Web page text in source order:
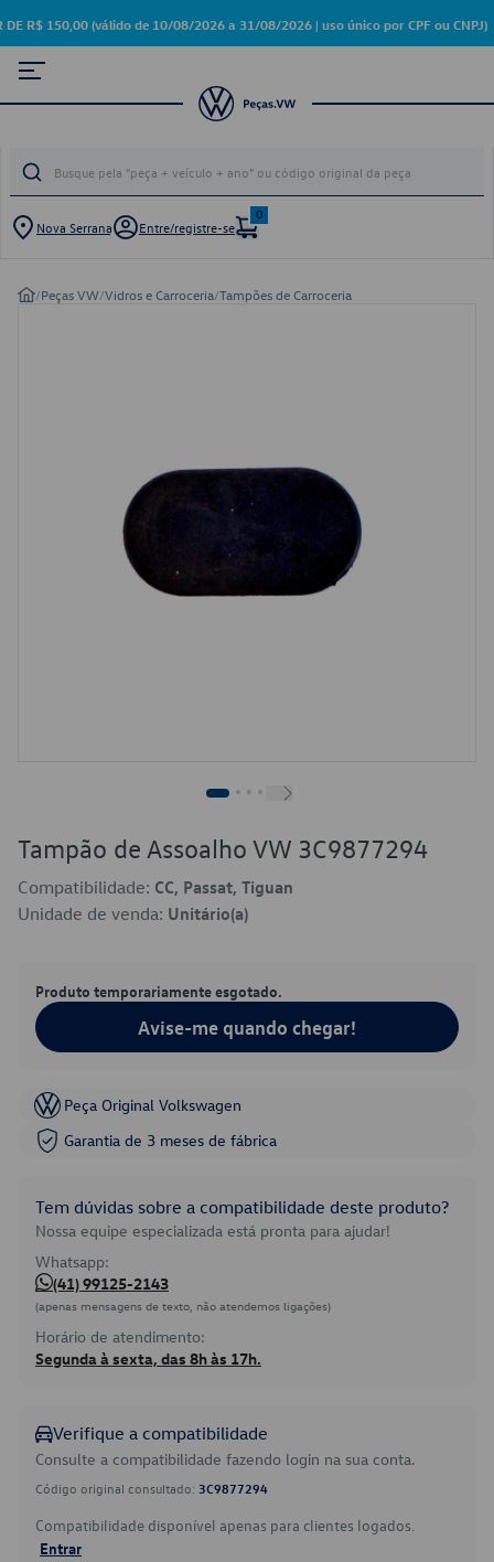
DE R$ 150,00 (válido de 10/08/2026 a 31/08/2026 | uso único por CPF ou CNPJ)
Nova Serrana Entre/registre-se
0
/Peças VW/Vidros e Carroceria/Tampões de Carroceria
Tampão de Assoalho VW 3C9877294
Compatibilidade: CC, Passat, Tiguan
Unidade de venda: Unitário(a)
Produto temporariamente esgotado.
Avise-me quando chegar!
Peça Original Volkswagen
Garantia de 3 meses de fábrica
Tem dúvidas sobre a compatibilidade deste produto?
Nossa equipe especializada está pronta para ajudar!
Whatsapp:
(41) 99125-2143
(apenas mensagens de texto, não atendemos ligações)
Horário de atendimento:
Segunda à sexta, das 8h às 17h.
Verifique a compatibilidade
Consulte a compatibilidade fazendo login na sua conta.
Código original consultado: 3C9877294
Compatibilidade disponível apenas para clientes logados.
Entrar